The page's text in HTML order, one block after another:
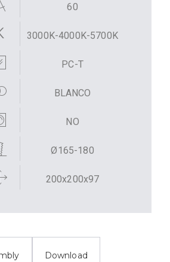
60
3000K-4000K-5700K
PC-T
BLANCO
NO
Ø165-180
200x200x97
Download